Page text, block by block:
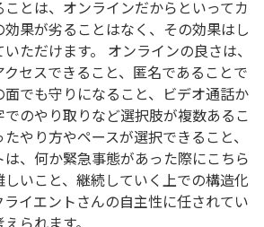
とは、オンラインだからといってカ
効果が劣ることはなく、その効果はし
ただけます。 オンラインの良さは、
セスできること、匿名であることで
面でも守りになること、ビデオ通話か
のやり取りなど選択肢が複数あるこ
やり方やペースが選択できること、
、何か緊急事態があった際にこちら
いこと、継続していく上での構造化
ライエントさんの自主性に任されてい
られます。